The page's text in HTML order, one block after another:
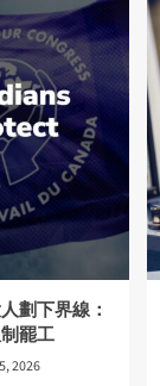
劃下界線：
罷工
2026